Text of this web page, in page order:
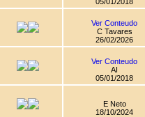
Ver Conteudo
C Tavares
26/02/2026
Ver Conteudo
AI
05/01/2018
E Neto
18/10/2024